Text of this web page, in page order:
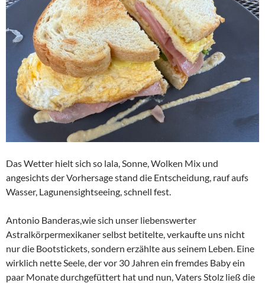
Das Wetter hielt sich so lala, Sonne, Wolken Mix und
angesichts der Vorhersage stand die Entscheidung, rauf aufs
Wasser, Lagunensightseeing, schnell fest.
Antonio Banderas,wie sich unser liebenswerter
Astralkörpermexikaner selbst betitelte, verkaufte uns nicht
nur die Bootstickets, sondern erzählte aus seinem Leben. Eine
wirklich nette Seele, der vor 30 Jahren ein fremdes Baby ein
paar Monate durchgefüttert hat und nun, Vaters Stolz ließ die